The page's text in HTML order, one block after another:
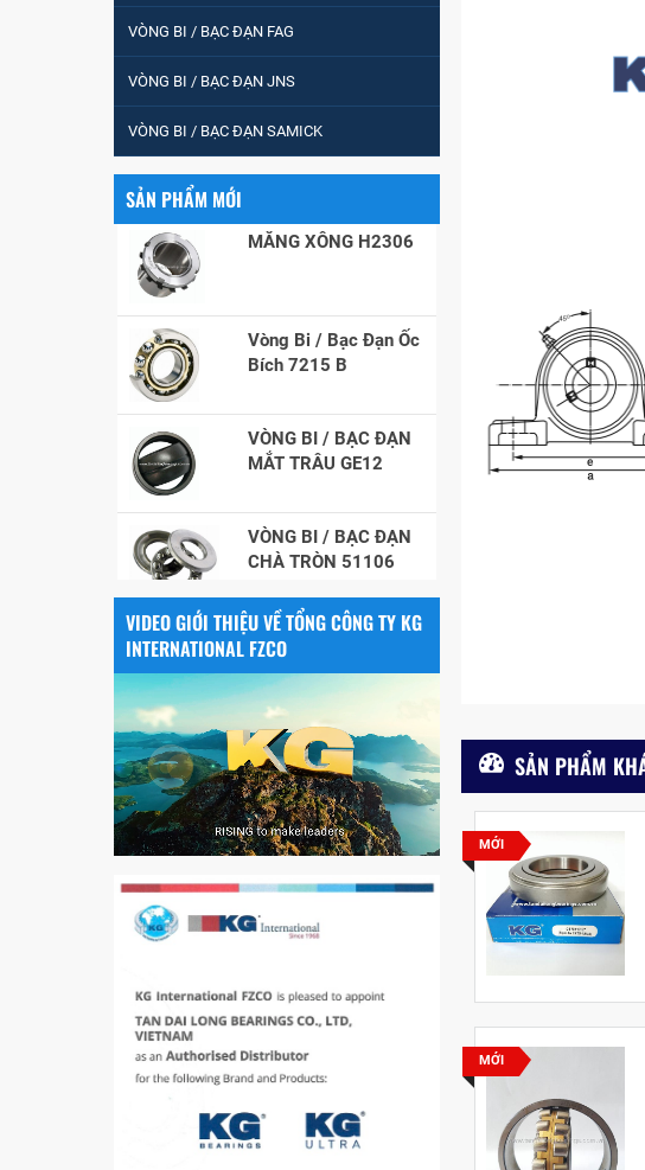
SẢN PHẨM
MỚI
MỚI
VÒNG BI / BẠC ĐẠN FAG
VÒNG BI / BẠC ĐẠN JNS
VÒNG BI / BẠC ĐẠN SAMICK
SẢN PHẨM MỚI
VÒNG BI / BẠC ĐẠN
CHÀ TRÒN 51105
VÒNG BI / BẠC ĐẠN
CỐT BƠM NƯỚC
12x12x26
Bích 7215 B
MẮT TRÂU GE12
CHÀ TRÒN 51106
VÒNG BI / BẠC ĐẠN
NHÀO CÀ NA 24134
Vòng bi / Bạc đạn
tròn : 698
VÒNG BI PHS20
5200
VÒNG BI / BẠC ĐẠN
CHÀ TRÒN 51105
CỐT BƠM NƯỚC
12x12x26
VIDEO GIỚI THIỆU VỀ TỔNG CÔNG TY KG
INTERNATIONAL FZCO